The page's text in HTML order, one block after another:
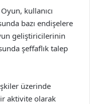
kullanıcı
bazı endişelere
geliştiricilerinin
şeffaflık talep
üzerinde
aktivite olarak